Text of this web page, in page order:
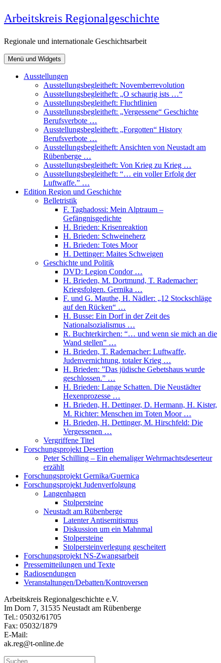
Zum
Inhalt
Arbeitskreis Regionalgeschichte
Regionale und internationale Geschichtsarbeit
Menü und Widgets
Ausstellungen
Ausstellungsbegleitheft: Novemberrevolution
Ausstellungsbegleitheft: „O schaurig ists …“
Ausstellungsbegleitheft: Fluchtlinien
Ausstellungsbegleitheft: „Vergessene“ Geschichte
Berufsverbote …
Ausstellungsbegleitheft: „Forgotten“ History
Berufsverbote …
Ausstellungsbegleitheft: Ansichten von Neustadt am
Rübenberge …
Ausstellungsbegleitheft: Von Krieg zu Krieg …
Ausstellungsbegleitheft: “… ein voller Erfolg der
Luftwaffe.” …
Edition Region und Geschichte
Belletristik
F. Taghadossi: Mein Alptraum –
Gefängnisgedichte
H. Brieden: Krisenreaktion
H. Brieden: Schweineherz
H. Brieden: Totes Moor
H. Dettinger: Maites Schweigen
Geschichte und Politik
DVD: Legion Condor …
H. Brieden, M. Dortmund, T. Rademacher:
Kriegsfolgen. Gernika …
F. und G. Mauthe, H. Nädler: „12 Stockschläge
auf den Rücken“ …
H. Busse: Ein Dorf in der Zeit des
Nationalsozialismus …
R. Buchterkirchen: “… und wenn sie mich an die
Wand stellen” …
H. Brieden, T. Rademacher: Luftwaffe,
Judenvernichtung, totaler Krieg …
H. Brieden: ”Das jüdische Gebetshaus wurde
geschlossen.” …
H. Brieden: Lange Schatten. Die Neustädter
Hexenprozesse …
H. Brieden, H. Dettinger, D. Hermann, H. Kister,
M. Richter: Menschen im Toten Moor …
H. Brieden, H. Dettinger, M. Hirschfeld: Die
Vergessenen …
Vergriffene Titel
Forschungsprojekt Desertion
Peter Schilling – Ein ehemaliger Wehrmachtsdeserteur
erzählt
Forschungsprojekt Gernika/Guernica
Forschungsprojekt Judenverfolgung
Langenhagen
Stolpersteine
Neustadt am Rübenberge
Latenter Antisemitismus
Diskussion um ein Mahnmal
Stolpersteine
Stolpersteinverlegung gescheitert
Forschungsprojekt NS-Zwangsarbeit
Pressemitteilungen und Texte
Radiosendungen
Veranstaltungen/Debatten/Kontroversen
Arbeitskreis Regionalgeschichte e.V.
Im Dorn 7, 31535 Neustadt am Rübenberge
Tel.: 05032/61705
Fax: 05032/1879
E-Mail:
ak.reg@t-online.de
Suchen